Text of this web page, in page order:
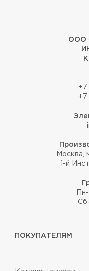
ООО
+7
+7
Москва,
1-й
ПОКУПАТЕЛЯМ